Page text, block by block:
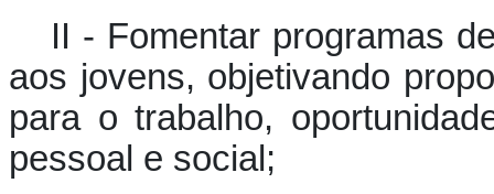
II - Fomentar programas
aos jovens, objetivando
para o trabalho,
pessoal e social;